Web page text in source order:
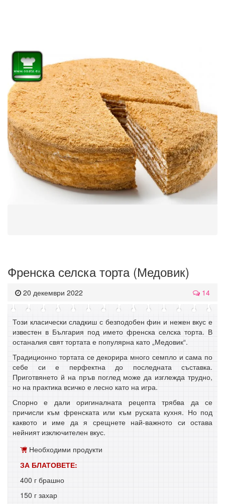
Френска селска торта (Медовик)
20 декември 2022 14
Този класически сладкиш с безподобен фин и нежен вкус е
известен в България под името френска селска торта. В
останалия свят тортата е популярна като „Медовик“.
Традиционно тортата се декорира много семпло и сама по
себе си е перфектна до последната съставка.
Приготвянето й на пръв поглед може да изглежда трудно,
но на практика всичко е лесно като на игра.
Спорно е дали оригиналната рецепта трябва да се
причисли към френската или към руската кухня. Но под
каквото и име да я срещнете най-важното си остава
нейният изключителен вкус.
Необходими продукти
ЗА БЛАТОВЕТЕ:
400 г брашно
150 г захар